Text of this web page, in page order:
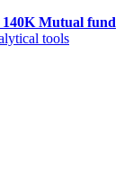
Mutual fund
tools